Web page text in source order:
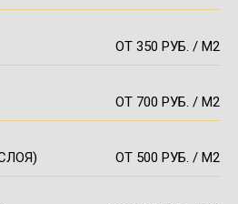
ОТ 350 РУБ. / М2
ОТ 700 РУБ. / М2
ОТ 500 РУБ. / М2